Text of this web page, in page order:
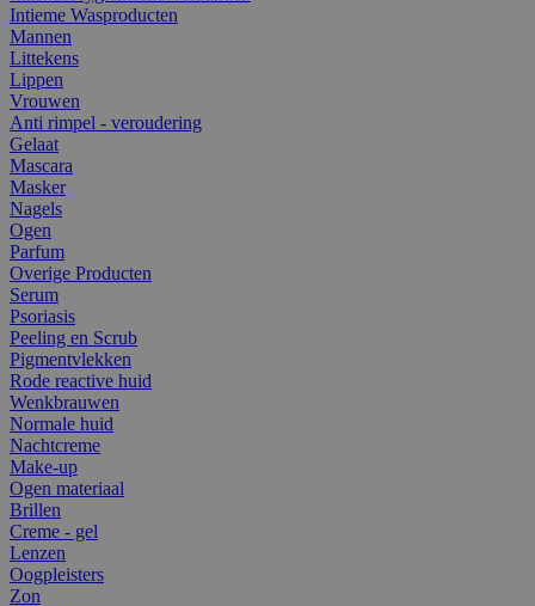
Intieme Wasproducten
Mannen
Littekens
Lippen
Vrouwen
Anti rimpel - veroudering
Gelaat
Mascara
Masker
Nagels
Ogen
Parfum
Overige Producten
Serum
Psoriasis
Peeling en Scrub
Pigmentvlekken
Rode reactive huid
Wenkbrauwen
Normale huid
Nachtcreme
Make-up
Ogen materiaal
Brillen
Creme - gel
Lenzen
Oogpleisters
Zon